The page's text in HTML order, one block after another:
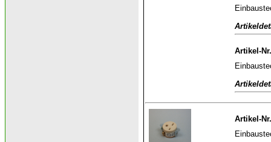
Artikel-
Artikel-